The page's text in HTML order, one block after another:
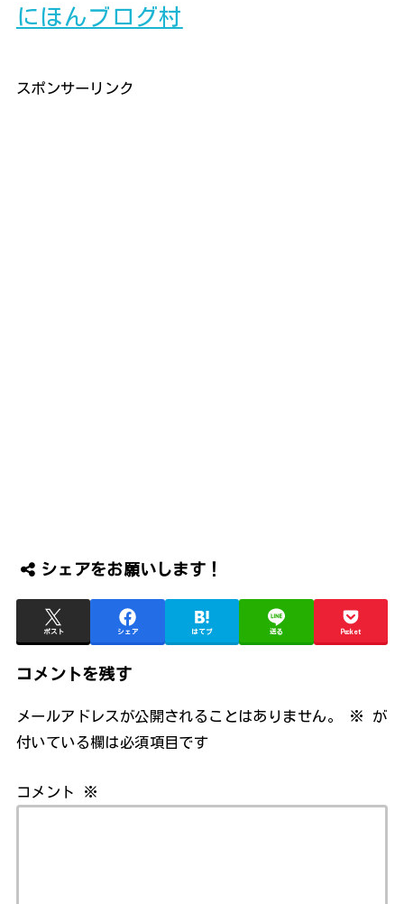
にほんブログ村
スポンサーリンク
シェアをお願いします！
ポスト シェア はてブ 送る Pocket
コメントを残す
メールアドレスが公開されることはありません。 ※
が
付いている欄は必須項目です
コメント ※